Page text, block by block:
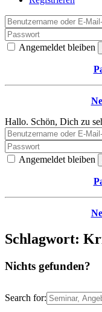
Angemeldet bleiben
Hallo. Schön, Dich zu
Angemeldet bleiben
Schlagwort:
Nichts gefunden?
Search for: